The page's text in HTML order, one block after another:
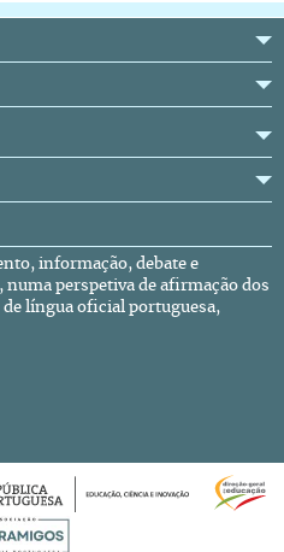
informação, debate e
perspetiva de afirmação dos
língua oficial portuguesa,